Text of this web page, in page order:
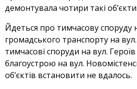
демонтувала чотири такі об’єкти.
Йдеться про тимчасову споруду
громадського транспорту на вул.
тимчасові споруди на вул.
благоустрою на вул.
об’єктів встановити не вдалось.